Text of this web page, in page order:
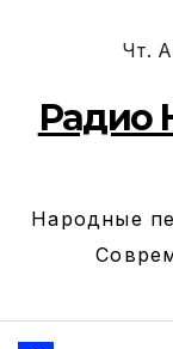
Чт.
Радио
Народные